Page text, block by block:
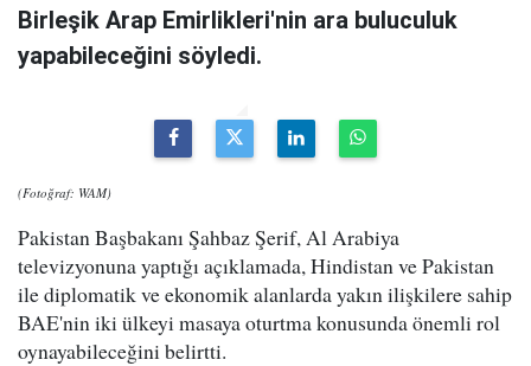
Birleşik Arap Emirlikleri'nin ara buluculuk
yapabileceğini söyledi.
(Fotoğraf: WAM)
Pakistan Başbakanı Şahbaz Şerif, Al Arabiya
televizyonuna yaptığı açıklamada, Hindistan ve Pakistan
ile diplomatik ve ekonomik alanlarda yakın ilişkilere sahip
BAE'nin iki ülkeyi masaya oturtma konusunda önemli rol
oynayabileceğini belirtti.